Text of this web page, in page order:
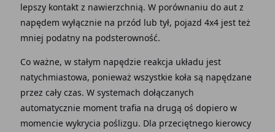
lepszy kontakt z nawierzchnią. W porównaniu do aut z
napędem wyłącznie na przód lub tył, pojazd 4x4 jest też
mniej podatny na podsterowność.
Co ważne, w stałym napędzie reakcja układu jest
natychmiastowa, ponieważ wszystkie koła są napędzane
przez cały czas. W systemach dołączanych
automatycznie moment trafia na drugą oś dopiero w
momencie wykrycia poślizgu. Dla przeciętnego kierowcy